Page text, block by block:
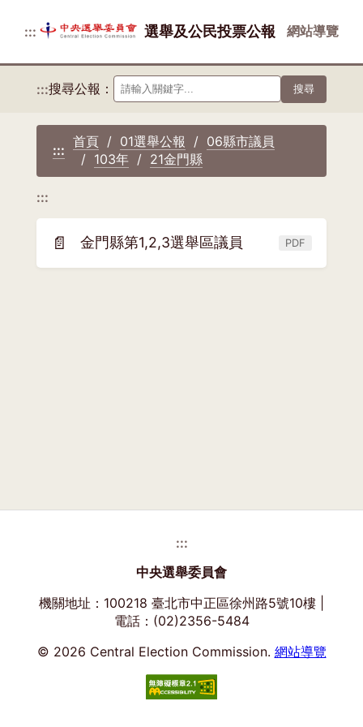
::: 選舉及公民投票公報 網站導覽
:::搜尋公報： 搜尋
:::
首頁 01選舉公報
06縣市議員
103年
21金門縣
:::
📄 金門縣第1,2,3選舉區議員 PDF
(另
開
:::
中央選舉委員會
機關地址：100218 臺北市中正區徐州路5號10樓 |
電話：(02)2356-5484
© 2026 Central Election Commission. 網站導覽